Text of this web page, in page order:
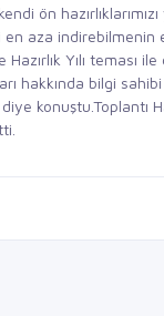
ön
aza indirebilmenin
Yılı teması
hakkında bilgi
konuştu.Toplantı